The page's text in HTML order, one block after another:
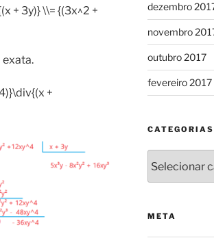
+ 3y)} \\= {(3x^2 +
exata.
+
dezembro
novembro
outubro 2017
fevereiro 2017
CATEGORIAS
META